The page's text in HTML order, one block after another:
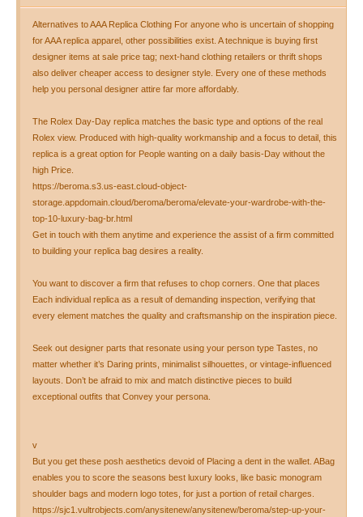
Alternatives to AAA Replica Clothing For anyone who is uncertain of shopping
for AAA replica apparel, other possibilities exist. A technique is buying first
designer items at sale price tag; next-hand clothing retailers or thrift shops
also deliver cheaper access to designer style. Every one of these methods
help you personal designer attire far more affordably.
The Rolex Day-Day replica matches the basic type and options of the real
Rolex view. Produced with high-quality workmanship and a focus to detail, this
replica is a great option for People wanting on a daily basis-Day without the
high Price.
https://beroma.s3.us-east.cloud-object-
storage.appdomain.cloud/beroma/beroma/elevate-your-wardrobe-with-the-
top-10-luxury-bag-br.html
Get in touch with them anytime and experience the assist of a firm committed
to building your replica bag desires a reality.
You want to discover a firm that refuses to chop corners. One that places
Each individual replica as a result of demanding inspection, verifying that
every element matches the quality and craftsmanship on the inspiration piece.
Seek out designer parts that resonate using your person type Tastes, no
matter whether it’s Daring prints, minimalist silhouettes, or vintage-influenced
layouts. Don’t be afraid to mix and match distinctive pieces to build
exceptional outfits that Convey your persona.
v
But you get these posh aesthetics devoid of Placing a dent in the wallet. ABag
enables you to score the seasons best luxury looks, like basic monogram
shoulder bags and modern logo totes, for just a portion of retail charges.
https://sjc1.vultrobjects.com/anysitenew/anysitenew/beroma/step-up-your-